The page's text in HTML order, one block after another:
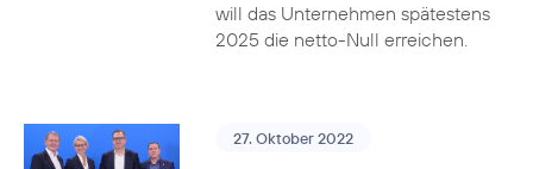
will das Unternehmen spätestens
2025 die netto-Null erreichen.
27. Oktober 2022